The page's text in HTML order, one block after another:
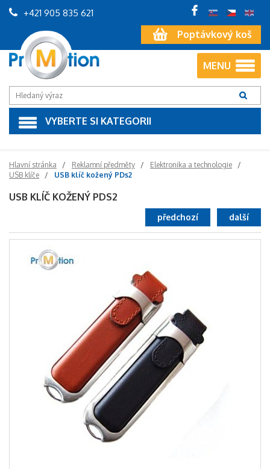
Poptávkový koš
+421 905 835 621
MENU
VYBERTE SI KATEGORII
Hlavní stránka Reklamní předměty
Elektronika a technologie
USB klíče
USB klíč kožený PDs2
USB KLÍČ KOŽENÝ PDS2
další
předchozí